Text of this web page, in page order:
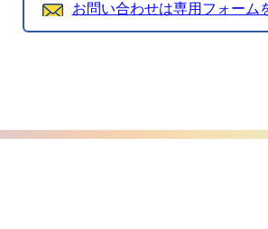
お問い合わせは専用フォーム